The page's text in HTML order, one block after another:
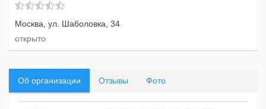
Москва, ул. Шаболовка, 34
открыто
Об организации Отзывы Фото